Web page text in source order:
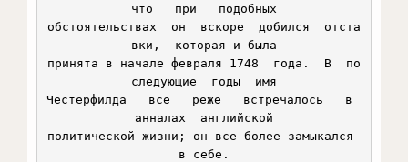
что   при   подобных
обстоятельствах  он  вскоре  добился  отста
вки,  которая и была
принята в начале февраля 1748  года.  В  по
следующие  годы  имя
Честерфилда   все   реже   встречалось   в
анналах  английской
политической жизни; он все более замыкался
в себе.